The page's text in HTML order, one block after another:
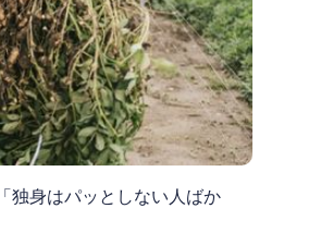
独身はパッとしない人ばか